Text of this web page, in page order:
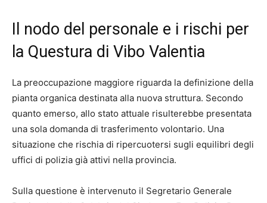
Il nodo del personale e i rischi per
la Questura di Vibo Valentia
La preoccupazione maggiore riguarda la definizione della
pianta organica destinata alla nuova struttura. Secondo
quanto emerso, allo stato attuale risulterebbe presentata
una sola domanda di trasferimento volontario. Una
situazione che rischia di ripercuotersi sugli equilibri degli
uffici di polizia già attivi nella provincia.
Sulla questione è intervenuto il Segretario Generale